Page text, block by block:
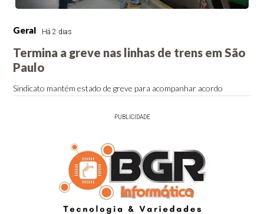
Geral Há 2 dias
Termina a greve nas linhas de trens em São
Paulo
Sindicato mantém estado de greve para acompanhar acordo
PUBLICIDADE